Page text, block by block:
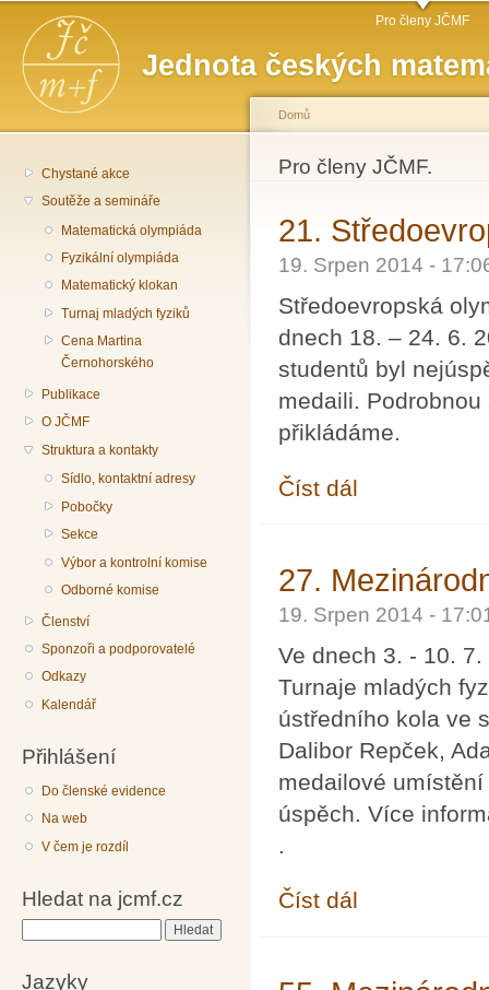
Jednota českých
Hlavní menu Pro členy JČMF
Chystané akce
Soutěže a semináře
Matematická olympiáda
Fyzikální olympiáda
Matematický klokan
Turnaj mladých fyziků
Cena Martina
Černohorského
Publikace
O JČMF
Struktura a kontakty
Sídlo, kontaktní adresy
Pobočky
Sekce
Výbor a kontrolní komise
Odborné komise
Členství
Sponzoři a podporovatelé
Odkazy
Kalendář
Přihlášení
Do členské evidence
Na web
V čem je rozdíl
Hledat na jcmf.cz
Jazyky
Jste zde
Domů
Pro členy JČMF.
21.
19. Srpen 2014 -
Středoevropská
dnech 18. – 24. 6.
studentů byl
medaili.
přikládáme.
Číst dál
27.
19. Srpen 2014 -
Ve dnech 3. - 10.
Turnaje mladých
ústředního kola ve
Dalibor Repček,
medailové
úspěch. Více
Číst dál